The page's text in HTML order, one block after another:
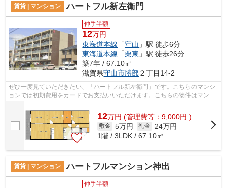
賃貸 | マンション ハートフル新左衛門
仲手半額
12万円
東海道本線 「守山 」駅 徒歩6分
東海道本線 「栗東 」駅 徒歩26分
築7年 / 67.10㎡
滋賀県守山市勝部２丁目14-2
ぜひ一度見ていただきたい、「ハートフル新左衛門」です。こちらのマンシ
ョンでは初期費用をカードでお支払いいただけます。こちらの物件はマンシ
12万円 (管理費等：9,000円 )
敷金 5万円 礼金
24万円
1階 / 3LDK / 67.10㎡
賃貸 | マンション ハートフルマンション神出
仲手半額